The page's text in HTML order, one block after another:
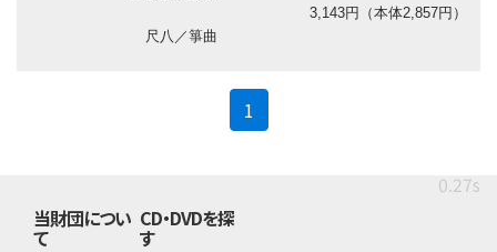
3,143円（本体2,857円）
尺八／箏曲
1
0.27s
当財団につい
て
CD・DVDを探
す